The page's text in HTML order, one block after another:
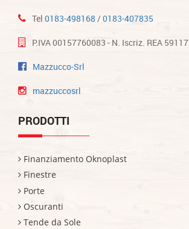
Tel 0183-498168 /0183-407835
P.IVA 00157760083 - N. Iscriz. REA 59117
Mazzucco-Srl
mazzuccosrl
PRODOTTI
Finanziamento Oknoplast
Finestre
Porte
Oscuranti
Tende da Sole